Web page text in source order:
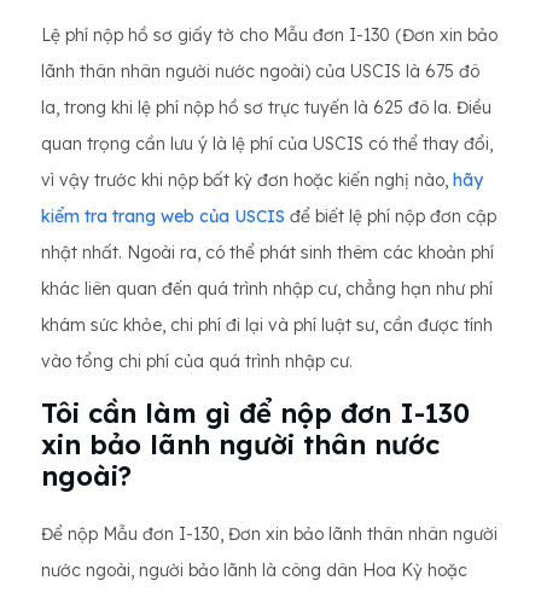
Lệ phí nộp hồ sơ giấy tờ cho Mẫu đơn I-130 (Đơn xin bảo
lãnh thân nhân người nước ngoài) của USCIS là 675 đô
la, trong khi lệ phí nộp hồ sơ trực tuyến là 625 đô la. Điều
quan trọng cần lưu ý là lệ phí của USCIS có thể thay đổi,
vì vậy trước khi nộp bất kỳ đơn hoặc kiến ​​nghị nào, hãy
kiểm tra trang web của USCIS để biết lệ phí nộp đơn cập
nhật nhất. Ngoài ra, có thể phát sinh thêm các khoản phí
khác liên quan đến quá trình nhập cư, chẳng hạn như phí
khám sức khỏe, chi phí đi lại và phí luật sư, cần được tính
vào tổng chi phí của quá trình nhập cư.
Tôi cần làm gì để nộp đơn I-130
xin bảo lãnh người thân nước
ngoài?
Để nộp Mẫu đơn I-130, Đơn xin bảo lãnh thân nhân người
nước ngoài, người bảo lãnh là công dân Hoa Kỳ hoặc